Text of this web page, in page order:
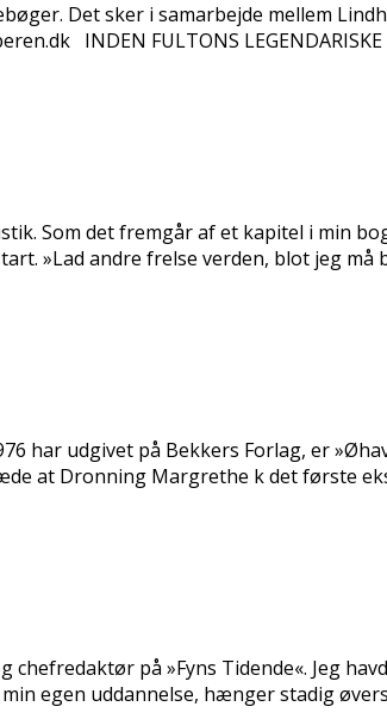
Det sker i samarbejde mellem
INDEN FULTONS
Som det fremgår af et kapitel i min
»Lad andre frelse verden, blot jeg må
har udgivet på Bekkers Forlag, er
at Dronning Margrethe fik det første
chefredaktør på »Fyns Tidende«. Jeg
egen uddannelse, hænger stadig